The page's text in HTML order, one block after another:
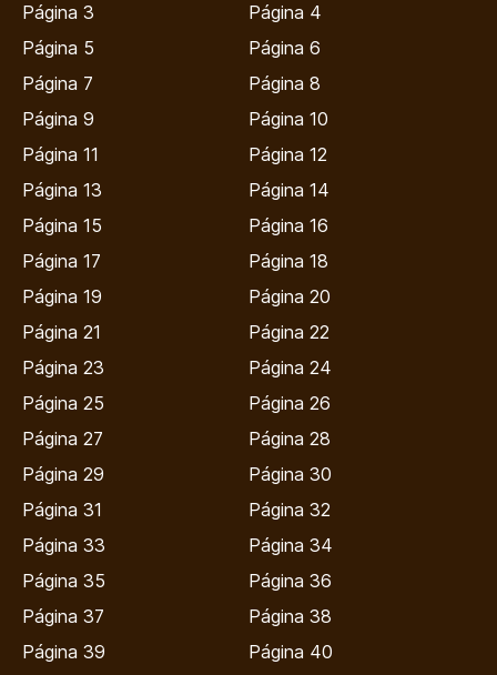
Página 3
Página 4
Página 5
Página 6
Página 7
Página 8
Página 9
Página 10
Página 11
Página 12
Página 13
Página 14
Página 15
Página 16
Página 17
Página 18
Página 19
Página 20
Página 21
Página 22
Página 23
Página 24
Página 25
Página 26
Página 27
Página 28
Página 29
Página 30
Página 31
Página 32
Página 33
Página 34
Página 35
Página 36
Página 37
Página 38
Página 39
Página 40